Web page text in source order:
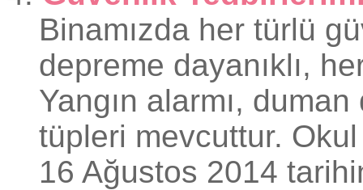
Binamızda her türlü
depreme dayanıklı,
Yangın alarmı,
tüpleri mevcuttur.
16 Ağustos 2014